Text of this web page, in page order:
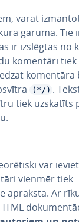
varat
garuma. Tie
ir izslēgtas no
komentāri tiek
komentāra
(*/) .
tiek uzskatīts
var
vienmēr tiek
apraksta. Ar